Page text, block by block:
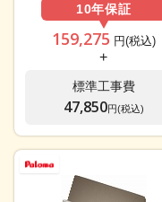
10年保証
159,275 円(税込)
+
標準工事費
47,850円(税込)